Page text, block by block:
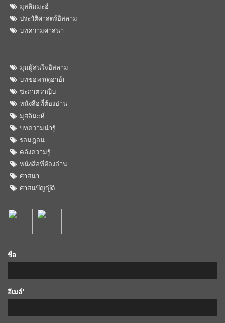
มุสลิมมะฮ์
ประวัติศาสตร์อิสลาม
บทความศาสนา
มุมผู้สนใจอิสลาม
บทขอพร(ดุอาอ์)
ซะกาตวาญิบ
หนังสือที่ต้องอ่าน
มุสลิมะห์
บทความน่ารู้
รอมฎอน
คลังความรู้
หนังสือที่ต้องอ่าน
ศาสนา
ศาสนบัญญัติ
ชื่อ
อีเมล์*